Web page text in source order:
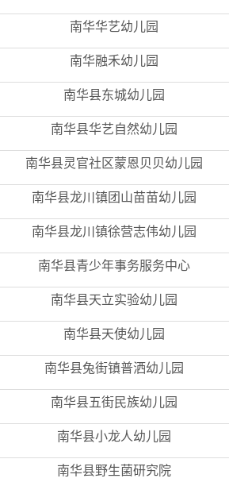
南华华艺幼儿园
南华融禾幼儿园
南华县东城幼儿园
南华县华艺自然幼儿园
南华县灵官社区蒙恩贝贝幼儿园
南华县龙川镇团山苗苗幼儿园
南华县龙川镇徐营志伟幼儿园
南华县青少年事务服务中心
南华县天立实验幼儿园
南华县天使幼儿园
南华县兔街镇普洒幼儿园
南华县五街民族幼儿园
南华县小龙人幼儿园
南华县野生菌研究院